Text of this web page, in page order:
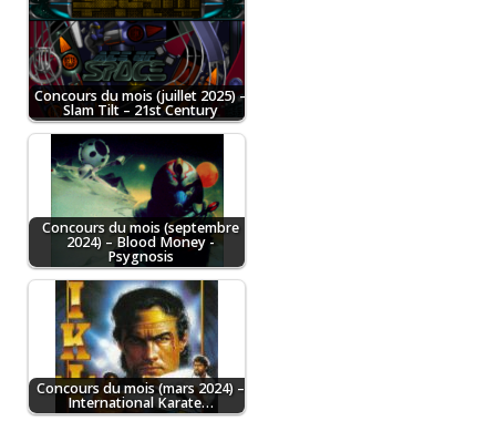
Concours du mois (juillet 2025) –
Slam Tilt – 21st Century
Concours du mois (septembre
2024) – Blood Money -
Psygnosis
Concours du mois (mars 2024) –
International Karate…